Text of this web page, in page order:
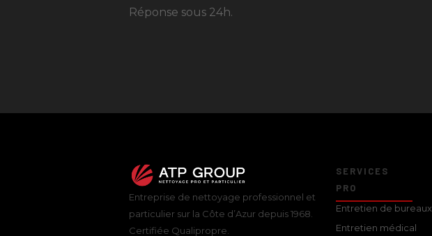
Réponse sous 24h.
Entreprise de nettoyage professionnel et
particulier sur la Côte d’Azur depuis 1968.
Certifiée Qualipropre.
SERVICES
PRO
Entretien de bureaux
Entretien médical